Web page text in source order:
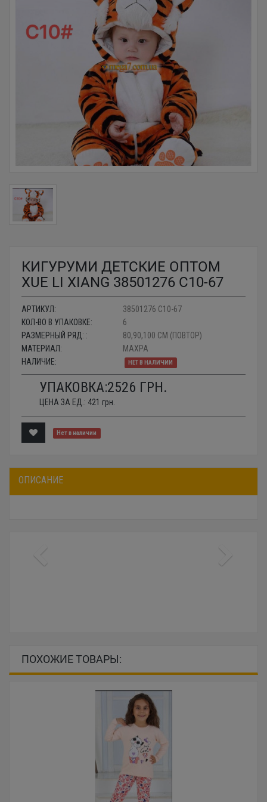
КИГУРУМИ ДЕТСКИЕ ОПТОМ
XUE LI XIANG 38501276 С10-67
АРТИКУЛ:
38501276 С10-67
КОЛ-ВО В УПАКОВКЕ:
6
РАЗМЕРНЫЙ РЯД: :
80,90,100 СМ (ПОВТОР)
МАТЕРИАЛ:
МАХРА
НАЛИЧИЕ:
НЕТ В НАЛИЧИИ
УПАКОВКА:2526 ГРН.
ЦЕНА ЗА ЕД.: 421 грн.
Нет в наличии
ОПИСАНИЕ
ПОХОЖИЕ ТОВАРЫ: